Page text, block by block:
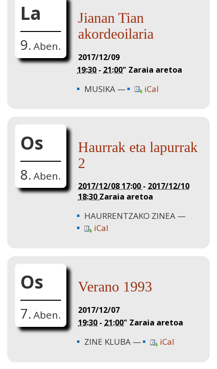
La
9. Aben.
Jianan Tian
akordeoilaria
2017/12/09
19:30 - 21:00" Zaraia aretoa
MUSIKA iCal
Os
8. Aben.
Haurrak eta lapurrak
2
2017/12/08 17:00 - 2017/12/10
18:30 Zaraia aretoa
HAURRENTZAKO ZINEA
iCal
Os
7. Aben.
Verano 1993
2017/12/07
19:30 - 21:00" Zaraia aretoa
ZINE KLUBA iCal